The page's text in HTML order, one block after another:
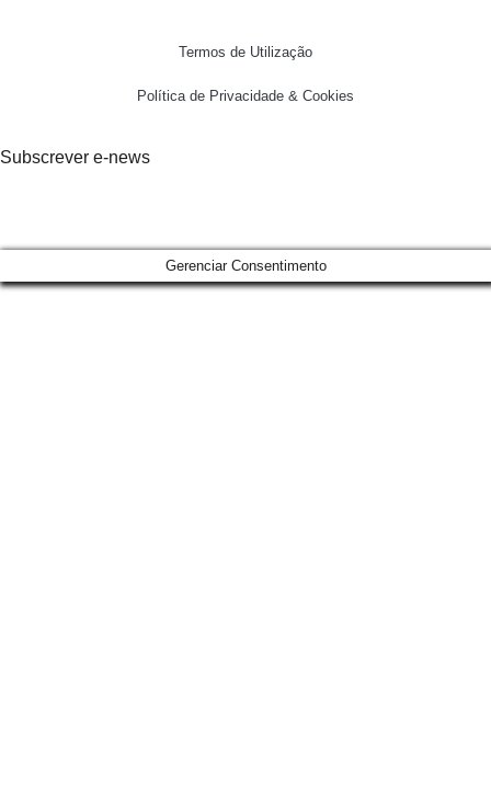
Termos de Utilização
Política de Privacidade & Cookies
Subscrever e-news
Gerenciar Consentimento